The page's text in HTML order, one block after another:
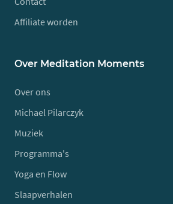
Affiliate worden
Over Meditation Moments
Over ons
Michael Pilarczyk
Muziek
Programma's
Yoga en Flow
Slaapverhalen